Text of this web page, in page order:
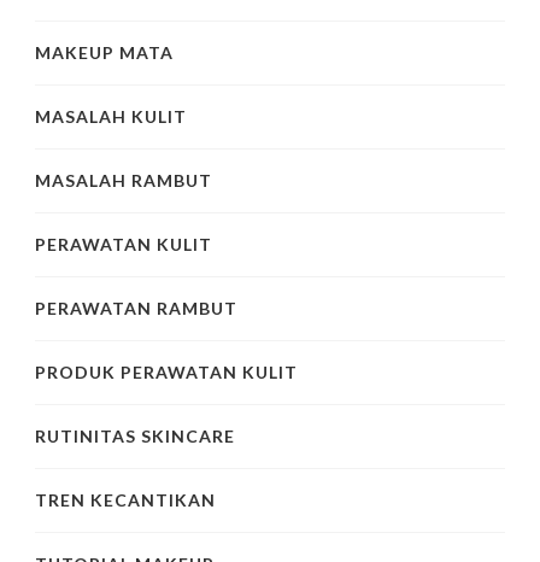
MAKEUP MATA
MASALAH KULIT
MASALAH RAMBUT
PERAWATAN KULIT
PERAWATAN RAMBUT
PRODUK PERAWATAN KULIT
RUTINITAS SKINCARE
TREN KECANTIKAN